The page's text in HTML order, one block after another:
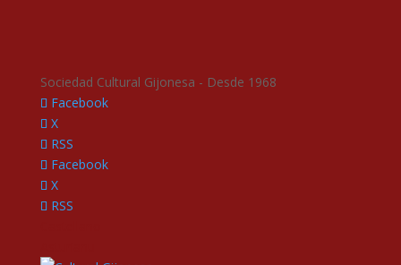
Sociedad Cultural Gijonesa - Desde 1968
Facebook
X
RSS
Facebook
X
RSS